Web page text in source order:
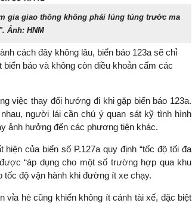
gia giao thông không phải lúng túng trước ma
Ảnh: HNM
cách đây không lâu, biển báo 123a sẽ chỉ
báo và không còn điều khoản cấm các
việc thay đổi hướng đi khi gặp biển báo 123a.
người lái cần chú ý quan sát kỹ tình hình
ảnh hưởng đến các phương tiện khác.
của biển số P.127a quy định “tốc độ tối đa
“áp dụng cho một số trường hợp qua khu
độ vận hành khi đường ít xe chạy.
vỉa hè cũng khiến không ít cánh tài xế, đặc biệt